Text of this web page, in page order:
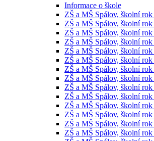
Informace o škole
ZŠ a MŠ Spálov, školní rok
ZŠ a MŠ Spálov, školní rok
ZŠ a MŠ Spálov, školní rok
ZŠ a MŠ Spálov, školní rok
ZŠ a MŠ Spálov, školní rok
ZŠ a MŠ Spálov, školní rok
ZŠ a MŠ Spálov, školní rok
ZŠ a MŠ Spálov, školní rok
ZŠ a MŠ Spálov, školní rok
ZŠ a MŠ Spálov, školní rok
ZŠ a MŠ Spálov, školní rok
ZŠ a MŠ Spálov, školní rok
ZŠ a MŠ Spálov, školní rok
ZŠ a MŠ Spálov, školní rok